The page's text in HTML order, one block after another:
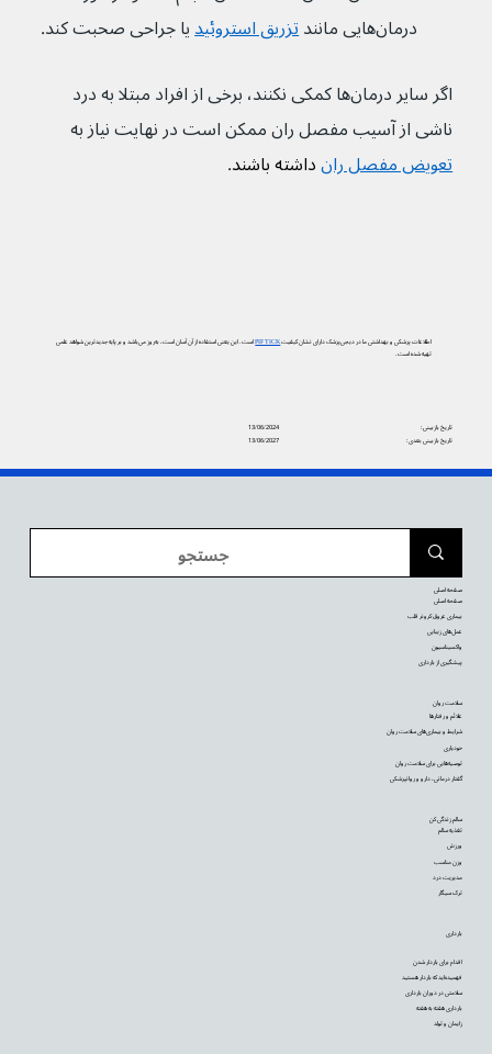
درمان‌هایی مانند
تزریق استروئید یا جراحی صحبت کند.
اگر سایر درمان‌ها کمکی نکنند، برخی از افراد مبتلا به درد
ناشی از آسیب مفصل ران ممکن است در نهایت نیاز به
تعویض مفصل ران داشته باشند.
اطلاعات پزشکی و بهداشتی ما در دیجی‌پزشک دارای نشان کیفیتPIF TICKاست. این یعنی استفاده از آن آسان است، به‌روز می‌باشد و بر پایه جدیدترین شواهد علمی
تهیه شده است.
13/06/2024
تاریخ بازبینی:
13/06/2027
تاریخ بازبینی بعدی:
بارداری
اقدام برای باردار شدن
فهمیده‌اید که باردار هستید
سلامتی در دوران بارداری
بارداری هفته به هفته
زایمان و تولد
سالم زندگی کن
تغذیه سالم
ورزش
وزن مناسب
مدیریت درد
ترک سیگار
سلامت روان
علائم و رفتارها
شرایط و بیماری‌های سلامت روان
خودیاری
توصیه‌‌هایی برای سلامت روان
گفتار درمانی، دارو و روانپزشکی
صفحه اصلی
صفحه اصلی
بیماری عروق کرونر قلب
عمل‌های زیبایی
واکسیناسیون
پیشگیری از بارداری